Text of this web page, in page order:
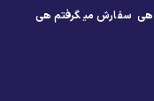
هی سفارش میگرفتم هی